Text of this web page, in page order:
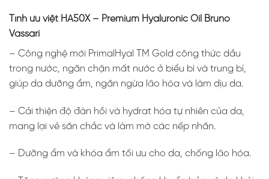
Tính ưu việt HA50X – Premium Hyaluronic Oil Bruno
Vassari
– Công nghệ mới PrimalHyal TM Gold công thức dầu
trong nước, ngăn chặn mất nước ở biểu bì và trung bì,
giúp da dưỡng ẩm, ngăn ngừa lão hóa và làm dịu da.
– Cải thiện độ đàn hồi và hydrat hóa tự nhiên của da,
mang lại vẻ săn chắc và làm mờ các nếp nhăn.
– Dưỡng ẩm và khóa ẩm tối ưu cho da, chống lão hóa.